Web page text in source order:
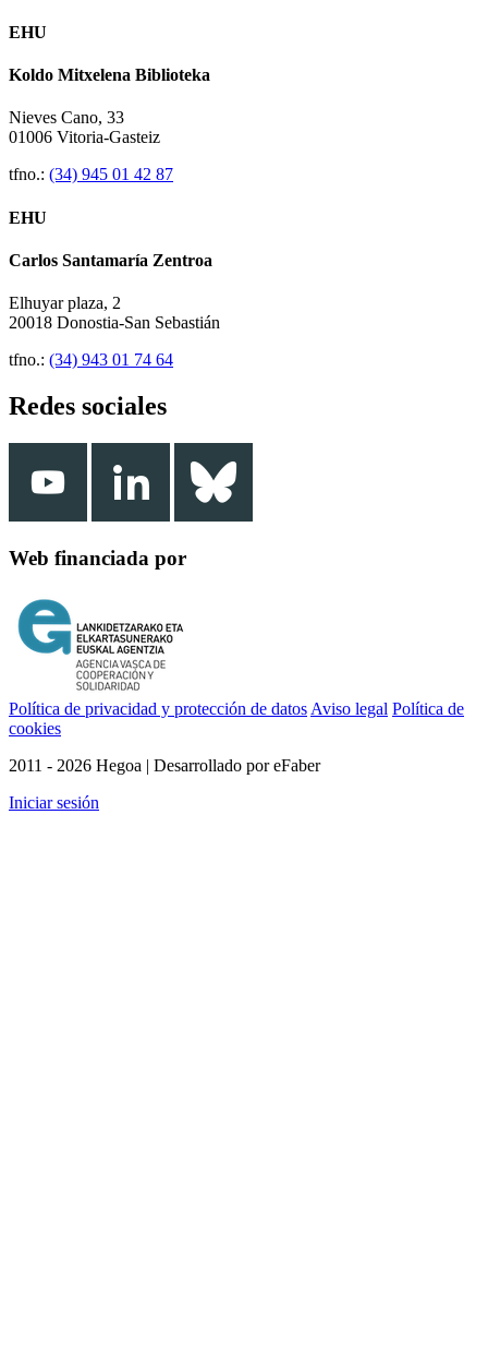
EHU
Koldo Mitxelena Biblioteka
Nieves Cano, 33
01006 Vitoria-Gasteiz
tfno.: (34) 945 01 42 87
EHU
Carlos Santamaría Zentroa
Elhuyar plaza, 2
20018 Donostia-San Sebastián
tfno.: (34) 943 01 74 64
Redes sociales
Web financiada por
Política de privacidad y protección de datos Aviso legal Política de
cookies
2011 - 2026 Hegoa | Desarrollado por eFaber
Iniciar sesión